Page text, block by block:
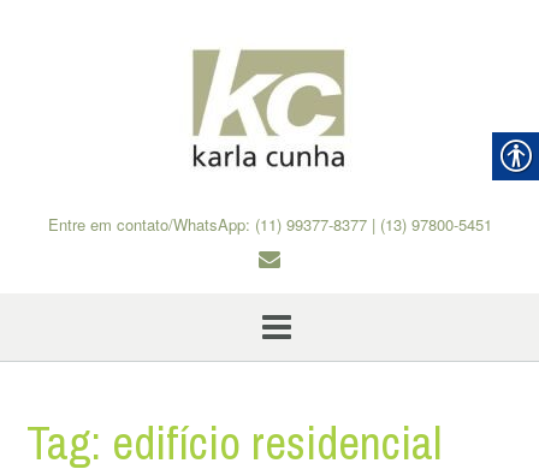
Entre em contato/WhatsApp: (11) 99377-8377 | (13) 97800-5451
Tag: edifício residencial